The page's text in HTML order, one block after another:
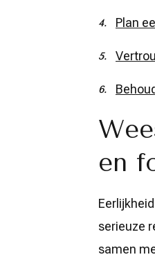
Plan
en
serieuze
samen